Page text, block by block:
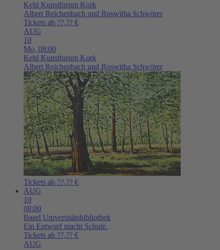
Kehl Kunstforum Kork
Albert Reichenbach und Roswitha Schwörer
Tickets ab ??,?? €
AUG
10
Mo, 08:00
Kehl Kunstforum Kork
Albert Reichenbach und Roswitha Schwörer
Tickets ab ??,?? €
AUG
10
08:00
Basel Universitätsbibliothek
Ein Entwurf macht Schule.
Tickets ab ??,?? €
AUG